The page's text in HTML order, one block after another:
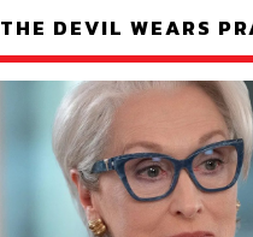
THE DEVIL WEARS